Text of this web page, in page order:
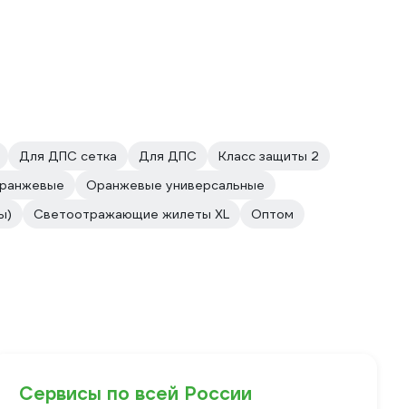
Для ДПС сетка Для ДПС
Класс защиты 2
Оранжевые универсальные
Светоотражающие жилеты XL Оптом
Сервисы по всей России